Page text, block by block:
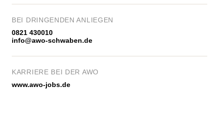
BEI DRINGENDEN ANLIEGEN
0821 430010
info@awo-schwaben.de
KARRIERE BEI DER AWO
www.awo-jobs.de